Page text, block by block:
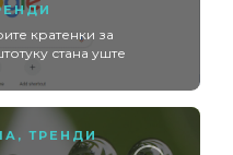
кратенки за
стана уште
, ТРЕНДИ